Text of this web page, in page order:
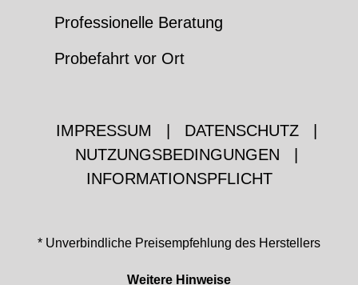
Professionelle Beratung
Probefahrt vor Ort
IMPRESSUM DATENSCHUTZ
NUTZUNGSBEDINGUNGEN
INFORMATIONSPFLICHT
* Unverbindliche Preisempfehlung des Herstellers
Weitere Hinweise